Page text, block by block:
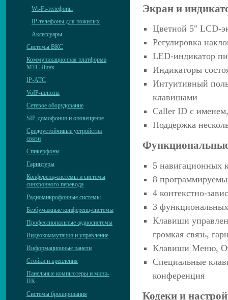
Wi-Fi-телефоны
IP-телефоны для пожилых
Аксессуары
Системы ВКС
Коммуникационная платформа
МТС Линк
IP-АТС
VoIP-шлюзы
Сетевое оборудование
SIP-домофония и оповещение
Средоустойчивые устройства
связи
Спикерфоны
Гарнитуры
Конференц-системы и системы
синхронного перевода
Радиомикрофонные системы
Безбумажные конференц-системы
Профессиональные аудиосистемы
Видеокоммутация и управление
Информационные панели
Стойки и крепления
Панельные компьютеры и мини-
ПК
Системы бронирования
Экран и
Цветной 5" LCD-
Регулировка
LED-индикатор
Индикаторы
Интуитивный
клавишами
Caller ID с
Поддержка
5 навигационных
8
4 контекстно-
3
Клавиши
громкая связь,
Клавиши Меню,
Специальные
конференция
Кодеки и